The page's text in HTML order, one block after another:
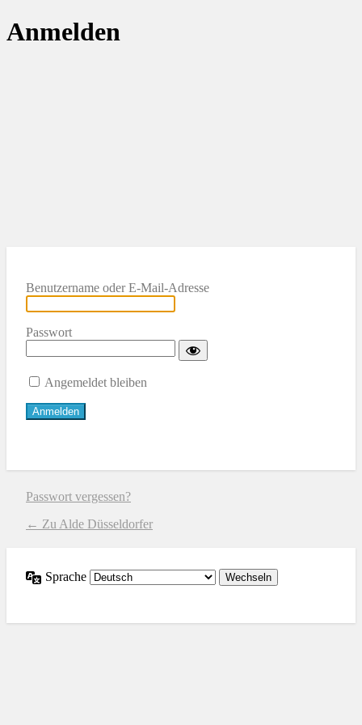
Anmelden
Benutzername oder E-Mail-Adresse
Passwort
Angemeldet bleiben
Passwort vergessen?
← Zu Alde Düsseldorfer
Sprache